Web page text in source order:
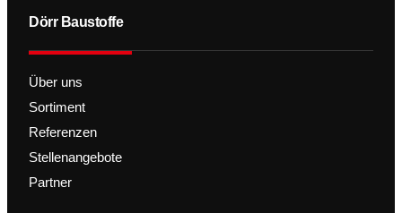
Dörr Baustoffe
Über uns
Sortiment
Referenzen
Stellenangebote
Partner